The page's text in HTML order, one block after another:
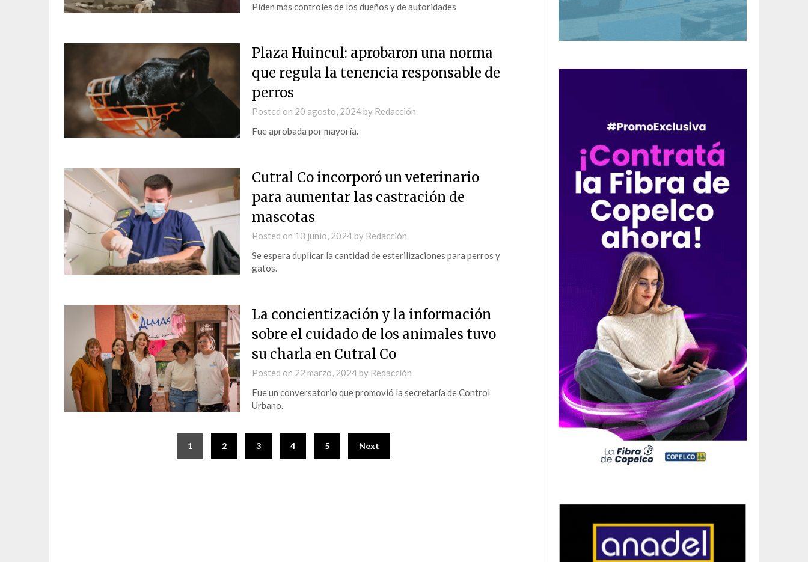
Piden más controles de los dueños y de autoridades
Plaza Huincul: aprobaron una norma
que regula la tenencia responsable de
perros
Posted on 20 agosto, 2024by Redacción
Fue aprobada por mayoría.
Cutral Co incorporó un veterinario
para aumentar las castración de
mascotas
Posted on 13 junio, 2024by Redacción
Se espera duplicar la cantidad de esterilizaciones para perros y
gatos.
La concientización y la información
sobre el cuidado de los animales tuvo
su charla en Cutral Co
Posted on 22 marzo, 2024by Redacción
Fue un conversatorio que promovió la secretaría de Control
Urbano.
1 2 3 4 5 Next